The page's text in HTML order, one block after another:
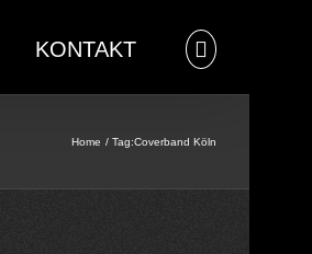
KONTAKT
Home Tag:Coverband Köln